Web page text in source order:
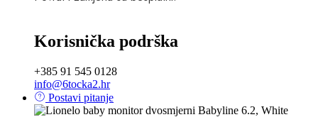
Korisnička podrška
+385 91 545 0128
info@6tocka2.hr
Postavi pitanje